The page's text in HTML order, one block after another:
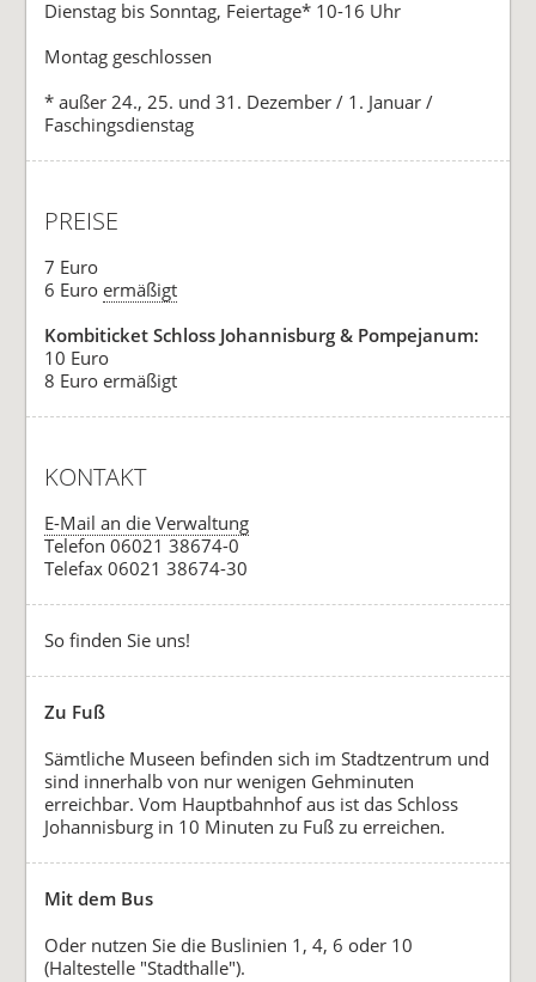
Dienstag bis Sonntag, Feiertage* 10-16 Uhr
Montag geschlossen
* außer 24., 25. und 31. Dezember / 1. Januar /
Faschingsdienstag
PREISE
7 Euro
6 Euroermäßigt
Kombiticket Schloss Johannisburg & Pompejanum:
10 Euro
8 Euro ermäßigt
KONTAKT
E-Mail an die Verwaltung
Telefon 06021 38674-0
Telefax 06021 38674-30
So finden Sie uns!
Zu Fuß
Sämtliche Museen befinden sich im Stadtzentrum und
sind innerhalb von nur wenigen Gehminuten
erreichbar. Vom Hauptbahnhof aus ist das Schloss
Johannisburg in 10 Minuten zu Fuß zu erreichen.
Mit dem Bus
Oder nutzen Sie die Buslinien 1, 4, 6 oder 10
(Haltestelle "Stadthalle").